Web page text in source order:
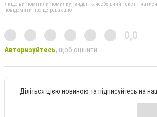
Якщо ви помітили помилку, виділіть необхідний текст і
повідомити про це редакцію
0,0
Авторизуйтесь, щоб оцінити
Діліться цією новиною та підписуйтесь на